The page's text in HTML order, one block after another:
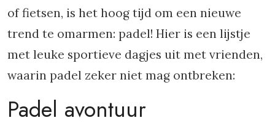
of fietsen, is het hoog tijd om een nieuwe
trend te omarmen: padel! Hier is een lijstje
met leuke sportieve dagjes uit met vrienden,
waarin padel zeker niet mag ontbreken:
Padel avontuur